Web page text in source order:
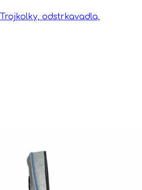
Trojkolky, odstrkavadla,